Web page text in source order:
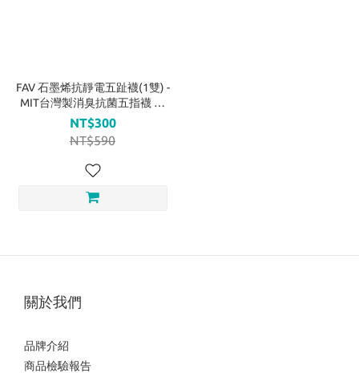
FAV 石墨烯抗靜電五趾襪(1雙) -
MIT台灣製消臭抗菌五指襪 型
號:T215
NT$300
NT$590
關於我們
品牌介紹
商品檢驗報告